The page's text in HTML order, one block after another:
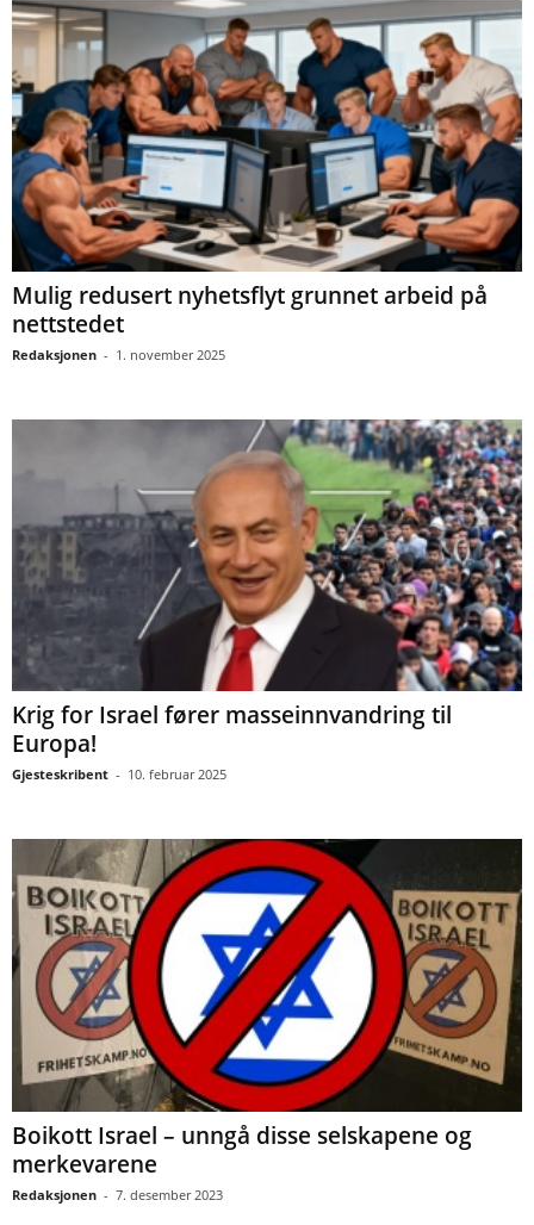
Mulig redusert nyhetsflyt grunnet arbeid på
nettstedet
Redaksjonen - 1. november 2025
Krig for Israel fører masseinnvandring til
Europa!
Gjesteskribent - 10. februar 2025
Boikott Israel – unngå disse selskapene og
merkevarene
Redaksjonen - 7. desember 2023